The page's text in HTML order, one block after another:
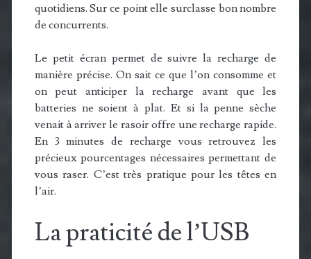
quotidiens. Sur ce point elle surclasse bon nombre
de concurrents.
Le petit écran permet de suivre la recharge de
manière précise. On sait ce que l’on consomme et
on peut anticiper la recharge avant que les
batteries ne soient à plat. Et si la penne sèche
venait à arriver le rasoir offre une recharge rapide.
En 3 minutes de recharge vous retrouvez les
précieux pourcentages nécessaires permettant de
vous raser. C’est très pratique pour les têtes en
l’air.
La praticité de l’USB